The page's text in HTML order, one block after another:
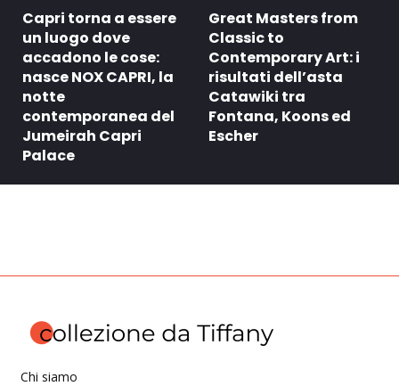
Capri torna a essere
un luogo dove
accadono le cose:
nasce NOX CAPRI, la
notte
contemporanea del
Jumeirah Capri
Palace
Great Masters from
Classic to
Contemporary Art: i
risultati dell’asta
Catawiki tra
Fontana, Koons ed
Escher
Chi siamo